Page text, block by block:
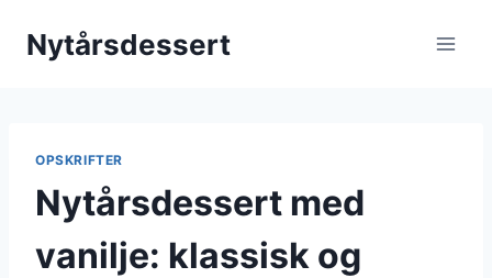
Nytårsdessert
OPSKRIFTER
Nytårsdessert med
vanilje: klassisk og